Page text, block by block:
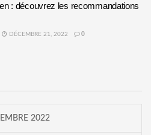
: découvrez les recommandations
DÉCEMBRE 21, 2022 0
2022